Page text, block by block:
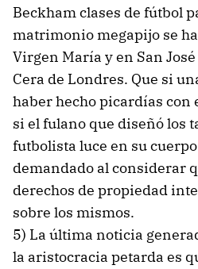
Beckham clases de fútbol
matrimonio megapijo se
Virgen María y en San
Cera de Londres. Que si
haber hecho picardías con
si el fulano que diseñó los
futbolista luce en su
demandado al considerar
derechos de propiedad
sobre los mismos.
5) La última noticia
la aristocracia petarda es